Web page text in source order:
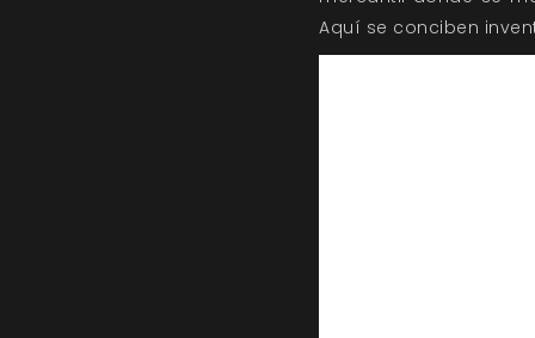
Aquí se conciben